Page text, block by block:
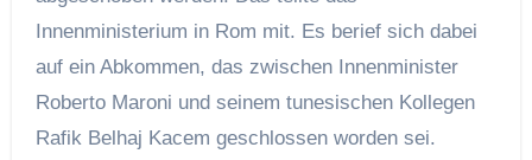
Innenministerium in Rom mit. Es berief sich dabei
auf ein Abkommen, das zwischen Innenminister
Roberto Maroni und seinem tunesischen Kollegen
Rafik Belhaj Kacem geschlossen worden sei.